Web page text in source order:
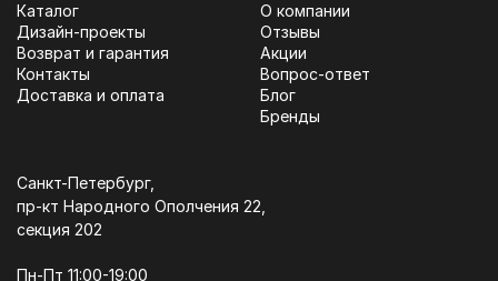
Каталог
Дизайн-проекты
Возврат и гарантия
Контакты
Доставка и оплата
О компании
Отзывы
Акции
Вопрос-ответ
Блог
Бренды
Санкт-Петербург,
пр-кт Народного Ополчения 22,
секция 202
Пн-Пт 11:00-19:00